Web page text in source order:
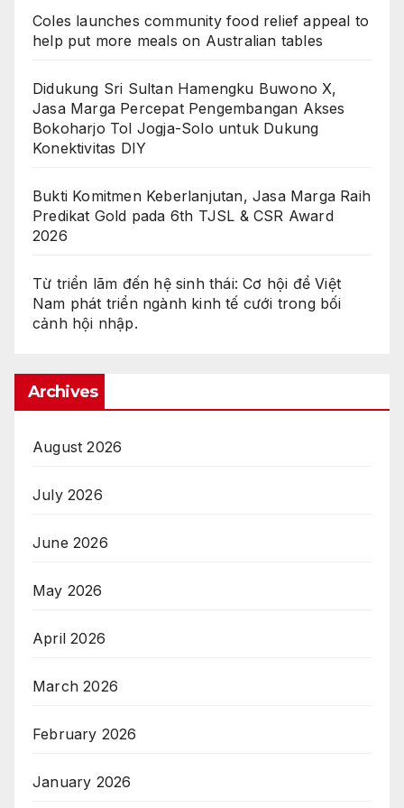
Coles launches community food relief appeal to
help put more meals on Australian tables
Didukung Sri Sultan Hamengku Buwono X,
Jasa Marga Percepat Pengembangan Akses
Bokoharjo Tol Jogja-Solo untuk Dukung
Konektivitas DIY
Bukti Komitmen Keberlanjutan, Jasa Marga Raih
Predikat Gold pada 6th TJSL & CSR Award
2026
Từ triển lãm đến hệ sinh thái: Cơ hội để Việt
Nam phát triển ngành kinh tế cưới trong bối
cảnh hội nhập.
Archives
August 2026
July 2026
June 2026
May 2026
April 2026
March 2026
February 2026
January 2026